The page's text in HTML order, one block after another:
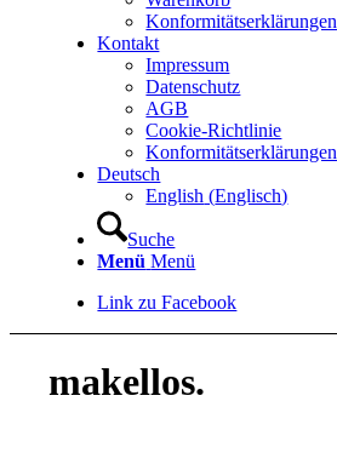
Konformitätserklärungen
Kontakt
Impressum
Datenschutz
AGB
Cookie-Richtlinie
Konformitätserklärungen
Deutsch
English (Englisch)
Suche
Menü Menü
Link zu Facebook
makellos.